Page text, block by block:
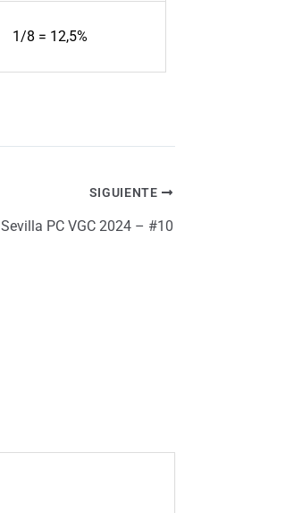
1/8 = 12,5%
SIGUIENTE
Sevilla PC VGC 2024 – #10